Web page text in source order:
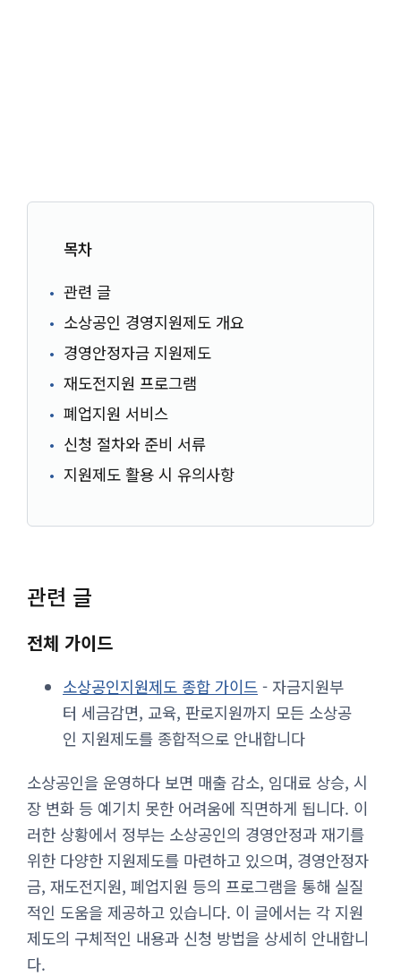
목차
관련 글
소상공인 경영지원제도 개요
경영안정자금 지원제도
재도전지원 프로그램
폐업지원 서비스
신청 절차와 준비 서류
지원제도 활용 시 유의사항
관련 글
전체 가이드
소상공인지원제도 종합 가이드 - 자금지원부
터 세금감면, 교육, 판로지원까지 모든 소상공
인 지원제도를 종합적으로 안내합니다
소상공인을 운영하다 보면 매출 감소, 임대료 상승, 시
장 변화 등 예기치 못한 어려움에 직면하게 됩니다. 이
러한 상황에서 정부는 소상공인의 경영안정과 재기를
위한 다양한 지원제도를 마련하고 있으며, 경영안정자
금, 재도전지원, 폐업지원 등의 프로그램을 통해 실질
적인 도움을 제공하고 있습니다. 이 글에서는 각 지원
제도의 구체적인 내용과 신청 방법을 상세히 안내합니
다.